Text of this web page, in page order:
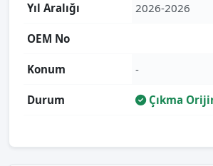
Yıl Aralığı 2026-2026
OEM No
Konum -
Durum Çıkma